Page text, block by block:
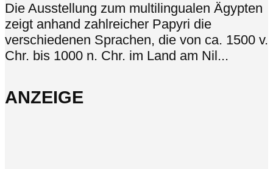
Die Ausstellung zum multilingualen Ägypten
zeigt anhand zahlreicher Papyri die
verschiedenen Sprachen, die von ca. 1500 v.
Chr. bis 1000 n. Chr. im Land am Nil...
ANZEIGE